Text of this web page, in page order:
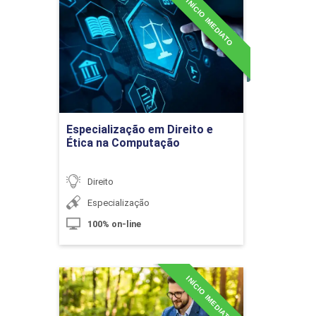
10h
Sucessão Legítima
Sucessão Legítima e Testamentária
Especialização em Direito e
Ética na Computação
INÍCIO IMEDIATO
Direito
Especialização
100% on-line
Especialização em Direito e
Ética na Computação
Detalhes do curso
Ir para Inscrição
INÍCIO IMEDIATO
Especialização em Direito e
Prática Ambiental